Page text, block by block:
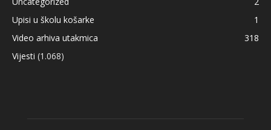
Upisi u školu košarke
1
Video arhiva utakmica
318
Vijesti (1.068)